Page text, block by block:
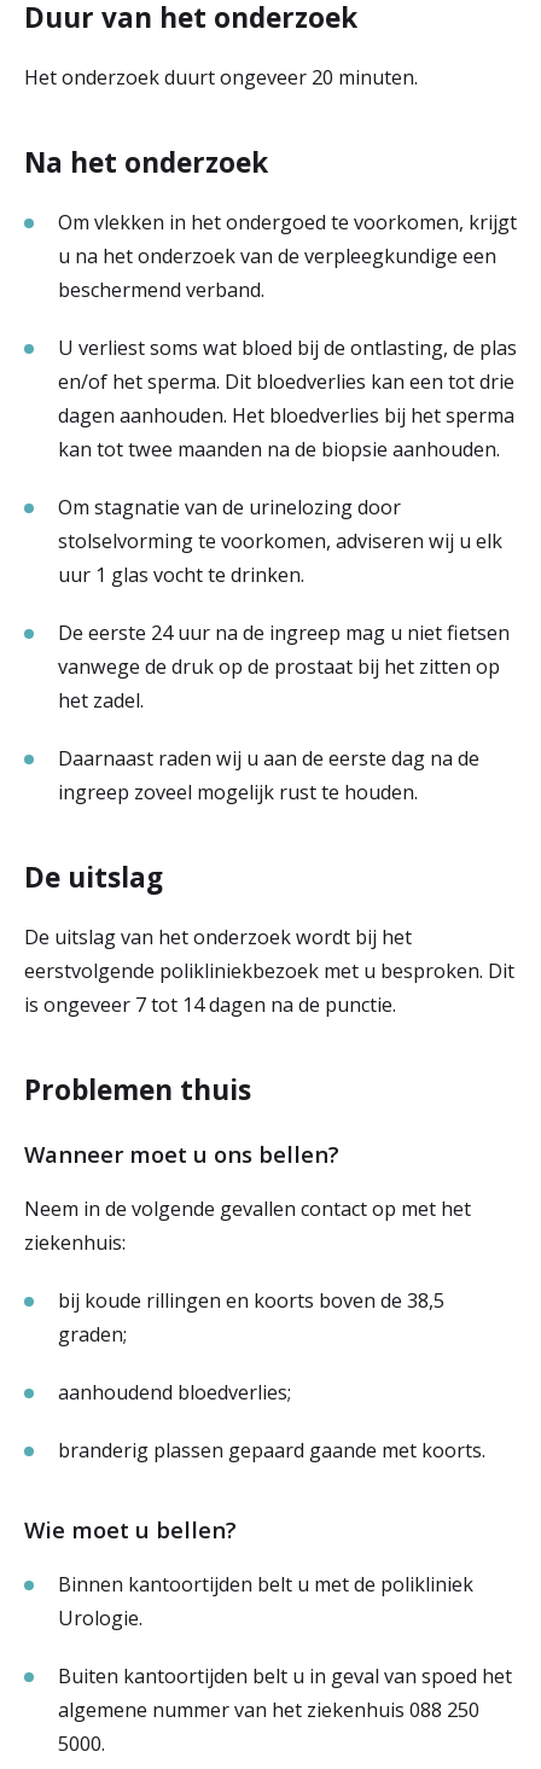
Duur van het onderzoek
Het onderzoek duurt ongeveer 20 minuten.
Na het onderzoek
Om vlekken in het ondergoed te voorkomen, krijgt
u na het onderzoek van de verpleegkundige een
beschermend verband.
U verliest soms wat bloed bij de ontlasting, de plas
en/of het sperma. Dit bloedverlies kan een tot drie
dagen aanhouden. Het bloedverlies bij het sperma
kan tot twee maanden na de biopsie aanhouden.
Om stagnatie van de urinelozing door
stolselvorming te voorkomen, adviseren wij u elk
uur 1 glas vocht te drinken.
De eerste 24 uur na de ingreep mag u niet fietsen
vanwege de druk op de prostaat bij het zitten op
het zadel.
Daarnaast raden wij u aan de eerste dag na de
ingreep zoveel mogelijk rust te houden.
De uitslag
De uitslag van het onderzoek wordt bij het
eerstvolgende polikliniekbezoek met u besproken. Dit
is ongeveer 7 tot 14 dagen na de punctie.
Problemen thuis
Wanneer moet u ons bellen?
Neem in de volgende gevallen contact op met het
ziekenhuis:
bij koude rillingen en koorts boven de 38,5
graden;
aanhoudend bloedverlies;
branderig plassen gepaard gaande met koorts.
Wie moet u bellen?
Binnen kantoortijden belt u met de polikliniek
Urologie.
Buiten kantoortijden belt u in geval van spoed het
algemene nummer van het ziekenhuis 088 250
5000.